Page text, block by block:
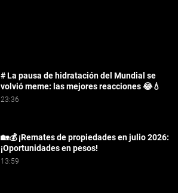
# La pausa de hidratación del Mundial se
volvió meme: las mejores reacciones 😂💧
23:36
🏡💰 ¡Remates de propiedades en julio 2026:
¡Oportunidades en pesos!
13:59